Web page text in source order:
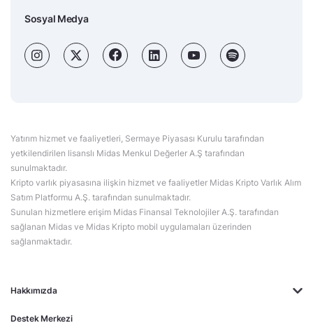
Hakkımızda
Destek Merkezi
Sosyal Medya
Yatırım hizmet ve faaliyetleri, Sermaye Piyasası Kurulu tarafından
yetkilendirilen lisanslı Midas Menkul Değerler A.Ş tarafından
sunulmaktadır.
Kripto varlık piyasasına ilişkin hizmet ve faaliyetler Midas Kripto Varlık Alım
Satım Platformu A.Ş. tarafından sunulmaktadır.
Sunulan hizmetlere erişim Midas Finansal Teknolojiler A.Ş. tarafından
sağlanan Midas ve Midas Kripto mobil uygulamaları üzerinden
sağlanmaktadır.